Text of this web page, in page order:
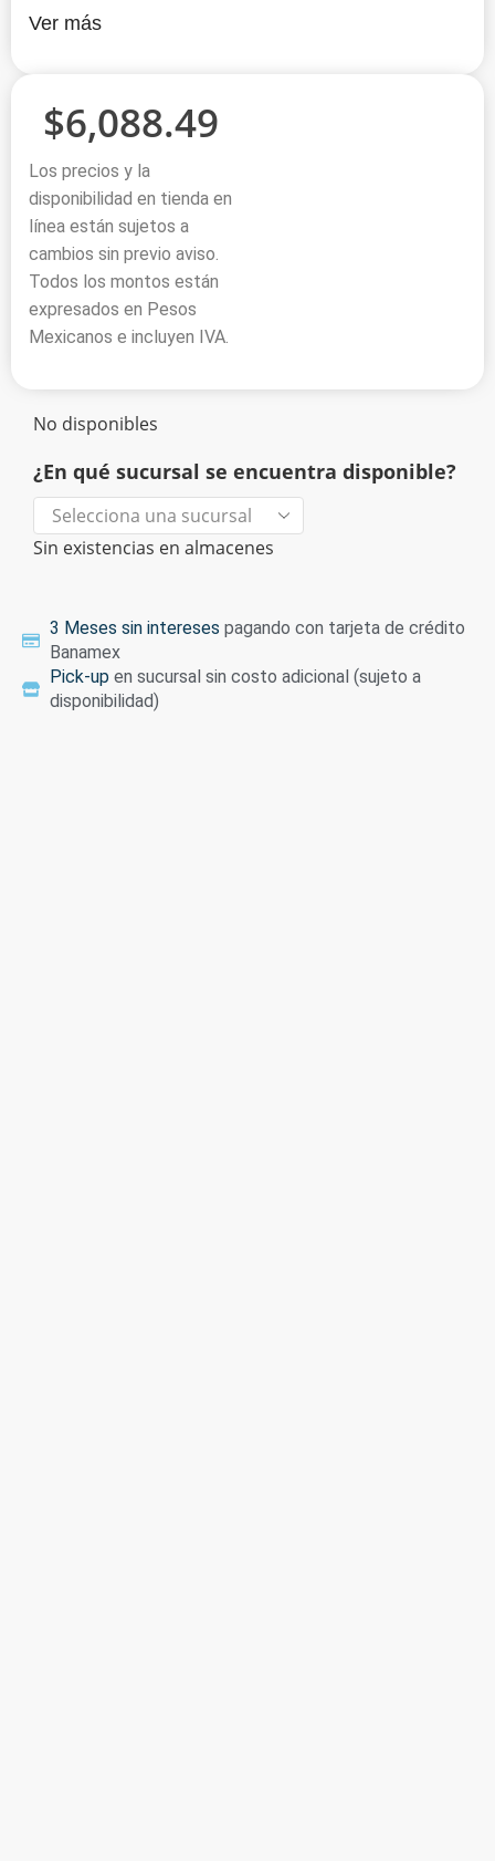
Ver más
$6,088.49
Los precios y la
disponibilidad en tienda en
línea están sujetos a
cambios sin previo aviso.
Todos los montos están
expresados en Pesos
Mexicanos e incluyen IVA.
No disponibles
¿En qué sucursal se encuentra disponible?
Sin existencias en almacenes
3 Meses sin intereses pagando con tarjeta de crédito
Banamex
Pick-up en sucursal sin costo adicional (sujeto a
disponibilidad)